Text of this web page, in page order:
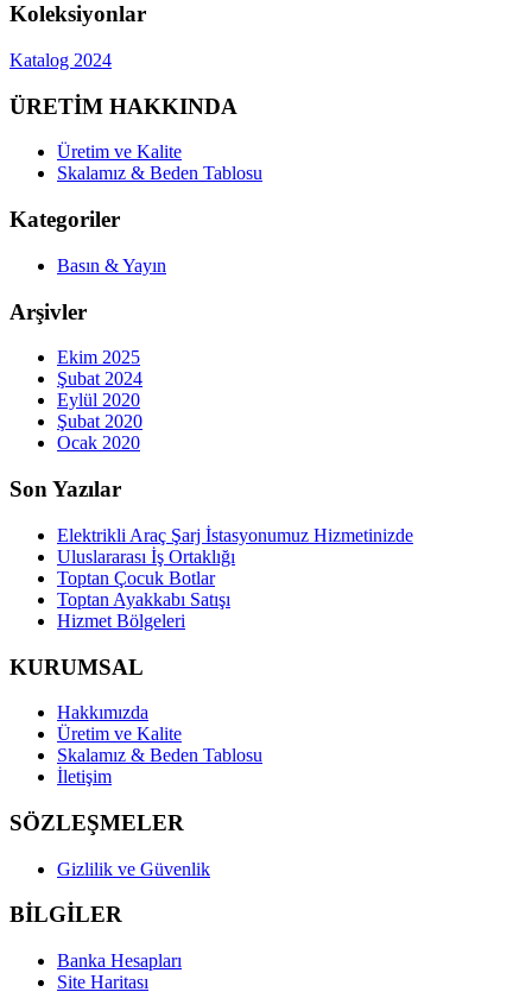
Koleksiyonlar
Katalog 2024
ÜRETİM HAKKINDA
Üretim ve Kalite
Skalamız & Beden Tablosu
Kategoriler
Basın & Yayın
Arşivler
Ekim 2025
Şubat 2024
Eylül 2020
Şubat 2020
Ocak 2020
Son Yazılar
Elektrikli Araç Şarj İstasyonumuz Hizmetinizde
Uluslararası İş Ortaklığı
Toptan Çocuk Botlar
Toptan Ayakkabı Satışı
Hizmet Bölgeleri
KURUMSAL
Hakkımızda
Üretim ve Kalite
Skalamız & Beden Tablosu
İletişim
SÖZLEŞMELER
Gizlilik ve Güvenlik
BİLGİLER
Banka Hesapları
Site Haritası